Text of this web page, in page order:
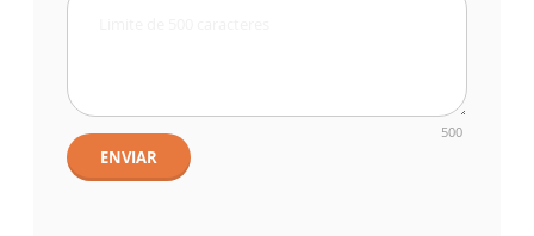
500
ENVIAR